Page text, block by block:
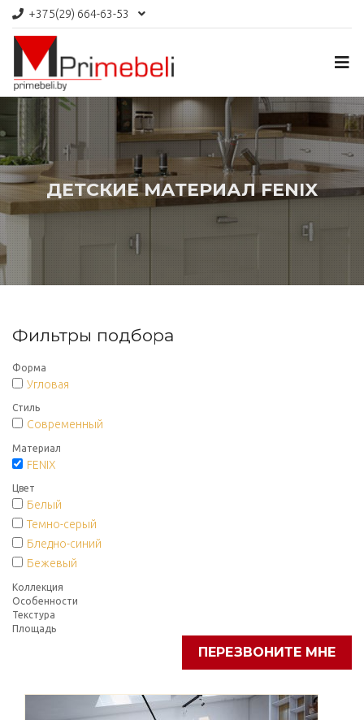
+375(29) 664-63-53
ДЕТСКИЕ МАТЕРИАЛ FENIX
Фильтры подбора
Форма
Угловая
Стиль
Современный
Материал
FENIX
Цвет
Белый
Темно-серый
Бледно-синий
Бежевый
Коллекция
Особенности
Текстура
Площадь
ПЕРЕЗВОНИТЕ МНЕ